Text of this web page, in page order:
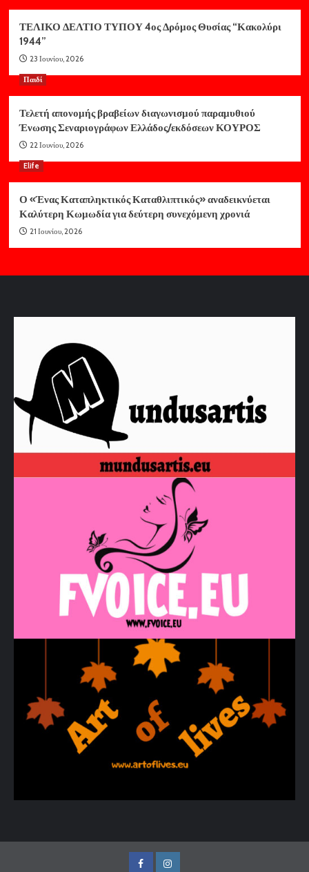
ΤΕΛΙΚΟ ΔΕΛΤΙΟ ΤΥΠΟΥ 4ος Δρόμος Θυσίας “Κακολύρι
1944”
23 Ιουνίου, 2026
Παιδί
Τελετή απονομής βραβείων διαγωνισμού παραμυθιού
Ένωσης Σεναριογράφων Ελλάδος/εκδόσεων ΚΟΥΡΟΣ
22 Ιουνίου, 2026
Elife
Ο «Ένας Καταπληκτικός Καταθλιπτικός» αναδεικνύεται
Καλύτερη Κωμωδία για δεύτερη συνεχόμενη χρονιά
21 Ιουνίου, 2026